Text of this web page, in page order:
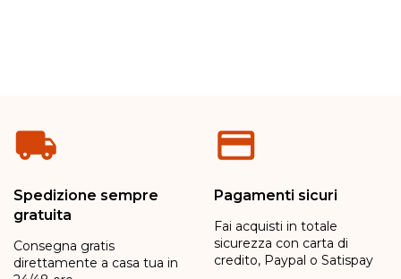
Spedizione sempre
gratuita
Consegna gratis
direttamente a casa tua in
Pagamenti sicuri
Fai acquisti in totale
sicurezza con carta di
credito, Paypal o Satispay